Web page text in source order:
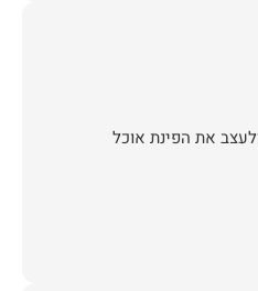
הוא התקשר לוודא כתובת
לאיך חנויות צריכות
את הפינת אוכל